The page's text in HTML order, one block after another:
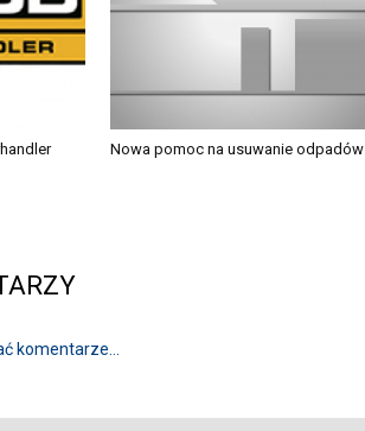
Nowa pomoc na usuwanie odpadów
komentarze...